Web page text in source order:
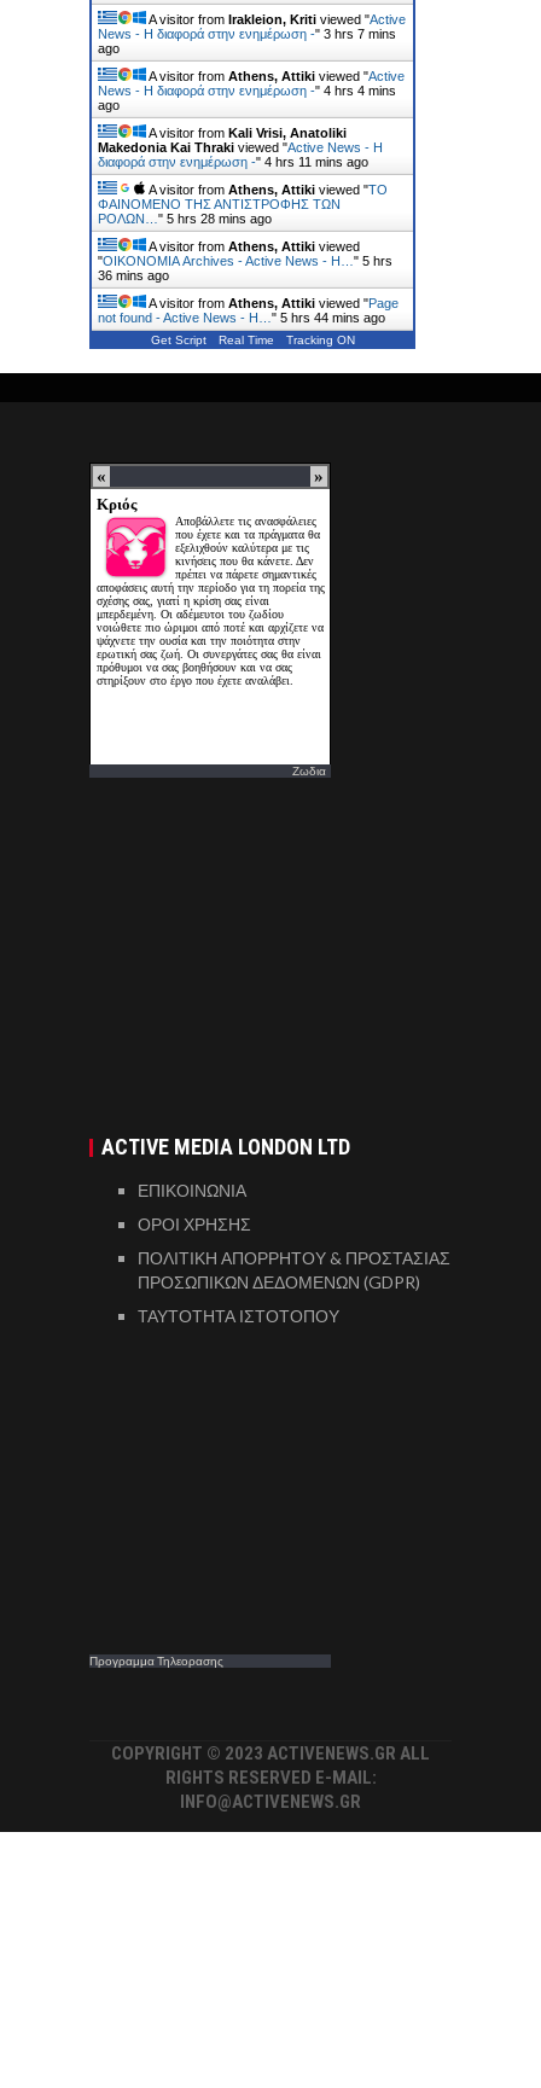
A visitor from Irakleion, Kriti viewed "Active
News - Η διαφορά στην ενημέρωση -" 3 hrs 7 mins
ago
A visitor from Athens, Attiki viewed "Active
News - Η διαφορά στην ενημέρωση -" 4 hrs 4 mins
ago
A visitor from Kali Vrisi, Anatoliki
Makedonia Kai Thraki viewed "Active News - Η
διαφορά στην ενημέρωση -" 4 hrs 11 mins ago
A visitor from Athens, Attiki viewed "ΤΟ
ΦΑΙΝΟΜΕΝΟ ΤΗΣ ΑΝΤΙΣΤΡΟΦΗΣ ΤΩΝ
ΡΟΛΩΝ… " 5 hrs 28 mins ago
A visitor from Athens, Attiki viewed
"ΟΙΚΟΝΟΜΙΑ Archives - Active News - Η… " 5 hrs
36 mins ago
A visitor from Athens, Attiki viewed "Page
not found - Active News - Η… " 5 hrs 44 mins ago
Get Script Real Time Tracking ON
Ζωδια
ACTIVE MEDIA LONDON LTD
ΕΠΙΚΟΙΝΩΝΙΑ
ΟΡΟΙ ΧΡΗΣΗΣ
ΠΟΛΙΤΙΚΗ ΑΠΟΡΡΗΤΟΥ & ΠΡΟΣΤΑΣΙΑΣ
ΠΡΟΣΩΠΙΚΩΝ ΔΕΔΟΜΕΝΩΝ (GDPR)
ΤΑΥΤΟΤΗΤΑ ΙΣΤΟΤΟΠΟΥ
Προγραμμα Τηλεορασης
COPYRIGHT © 2023 ACTIVENEWS.GR ALL
RIGHTS RESERVED E-MAIL:
INFO@ACTIVENEWS.GR